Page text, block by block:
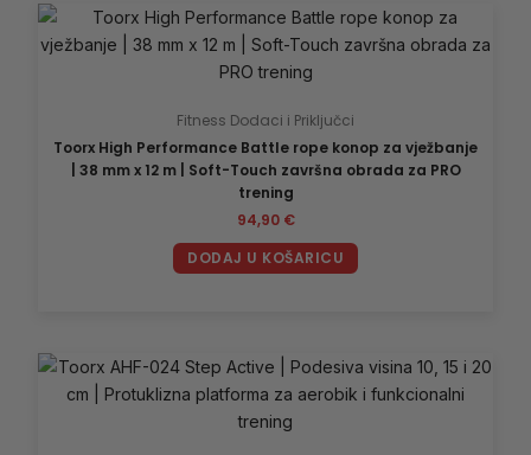
Fitness Dodaci i Priključci
Toorx High Performance Battle rope konop za vježbanje
| 38 mm x 12 m | Soft-Touch završna obrada za PRO
trening
94,90 €
DODAJ U KOŠARICU